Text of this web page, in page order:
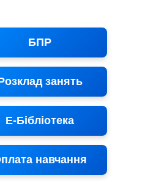
БПР
занять
Е-Бібліотека
навчання